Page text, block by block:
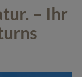
– Ihr